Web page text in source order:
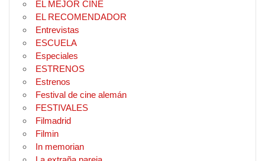
EL MEJOR CINE
EL RECOMENDADOR
Entrevistas
ESCUELA
Especiales
ESTRENOS
Estrenos
Festival de cine alemán
FESTIVALES
Filmadrid
Filmin
In memorian